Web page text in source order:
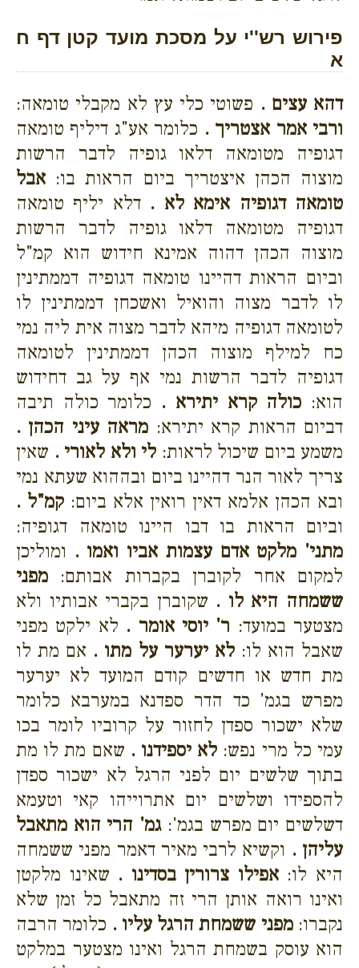
פירוש רש''י על מסכת מועד קטן דף ח
א
דהא עצים . פשוטי כלי עץ לא מקבלי טומאה:
ורבי אמר אצטריך . כלומר אע"ג דיליף טומאה
דגופיה מטומאה דלאו גופיה לדבר הרשות
מוצוה הכהן איצטריך ביום הראות בו: אבל
טומאה דגופיה אימא לא . דלא יליף טומאה
דגופיה מטומאה דלאו גופיה לדבר הרשות
מוצוה הכהן דהוה אמינא חידוש הוא קמ"ל
וביום הראות דהיינו טומאה דגופיה דממתינין
לו לדבר מצוה והואיל ואשכחן דממתינין לו
לטומאה דגופיה מיהא לדבר מצוה אית ליה נמי
כח למילף מוצוה הכהן דממתינין לטומאה
דגופיה לדבר הרשות נמי אף על גב דחידוש
הוא: כולה קרא יתירא . כלומר כולה תיבה
דביום הראות קרא יתירא: מראה עיני הכהן .
משמע ביום שיכול לראות: לי ולא לאורי . שאין
צריך לאור הנר דהיינו ביום ובההוא שעתא נמי
ובא הכהן אלמא דאין רואין אלא ביום: קמ"ל .
וביום הראות בו דבו היינו טומאה דגופיה:
מתני' מלקט אדם עצמות אביו ואמו . ומוליכן
למקום אחר לקוברן בקברות אבותם: מפני
ששמחה היא לו . שקוברן בקברי אבותיו ולא
מצטער במועד: ר' יוסי אומר . לא ילקט מפני
שאבל הוא לו:לא יערער על מתו . אם מת לו
מת חדש או חדשים קודם המועד לא יערער
מפרש בגמ' כד הדר ספדנא במערבא כלומר
שלא ישכור ספדן לחזור על קרוביו לומר בכו
עמי כל מרי נפש: לא יספידנו . שאם מת לו מת
בתוך שלשים יום לפני הרגל לא ישכור ספדן
להספידו ושלשים יום אתרוייהו קאי וטעמא
דשלשים יום מפרש בגמ':גמ' הרי הוא מתאבל
עליהן . וקשיא לרבי מאיר דאמר מפני ששמחה
היא לו:אפילו צרורין בסדינו . שאינו מלקטן
ואינו רואה אותן הרי זה מתאבל כל זמן שלא
נקברו:מפני ששמחת הרגל עליו . כלומר הרבה
הוא עוסק בשמחת הרגל ואינו מצטער במלקט